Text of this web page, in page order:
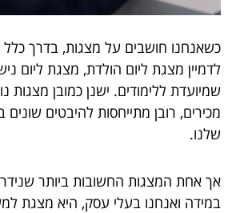
כשאנחנו חושבים על מצגות, בדרך כלל
לדמיין מצגת ליום הולדת, מצגת ליום
שמיועדת ללימודים. ישנן כמובן מצגות
מכירים, רובן מתייחסות להיבטים שונים
שלנו.
אך אחת המצגות החשובות ביותר
במידה ואנחנו בעלי עסק, היא מצגת